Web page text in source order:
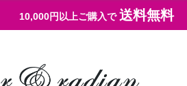
10,000円以上ご購入で 送料無料